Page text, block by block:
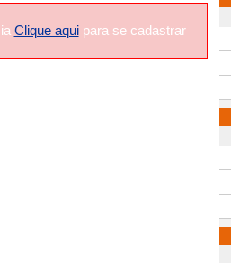
Clique aquipara se cadastrar